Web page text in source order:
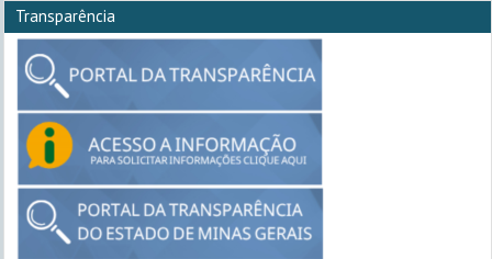
Transparência